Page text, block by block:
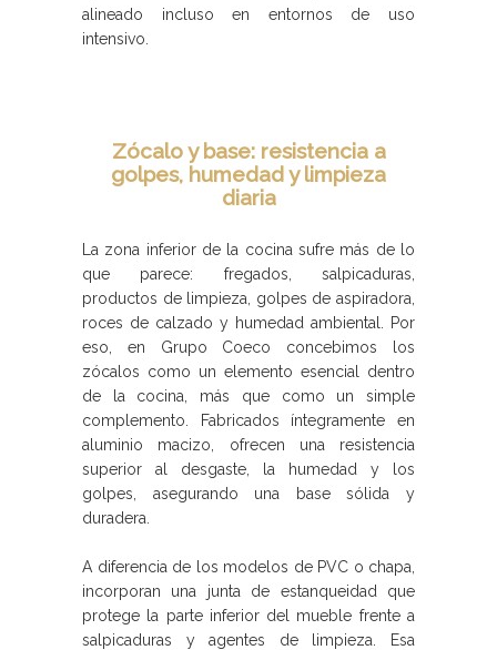
alineado incluso en entornos de uso
intensivo.
Zócalo y base: resistencia a
golpes, humedad y limpieza
diaria
La zona inferior de la cocina sufre más de lo
que parece: fregados, salpicaduras,
productos de limpieza, golpes de aspiradora,
roces de calzado y humedad ambiental. Por
eso, en Grupo Coeco concebimos los
zócalos como un elemento esencial dentro
de la cocina, más que como un simple
complemento. Fabricados íntegramente en
aluminio macizo, ofrecen una resistencia
superior al desgaste, la humedad y los
golpes, asegurando una base sólida y
duradera.
A diferencia de los modelos de PVC o chapa,
incorporan una junta de estanqueidad que
protege la parte inferior del mueble frente a
salpicaduras y agentes de limpieza. Esa